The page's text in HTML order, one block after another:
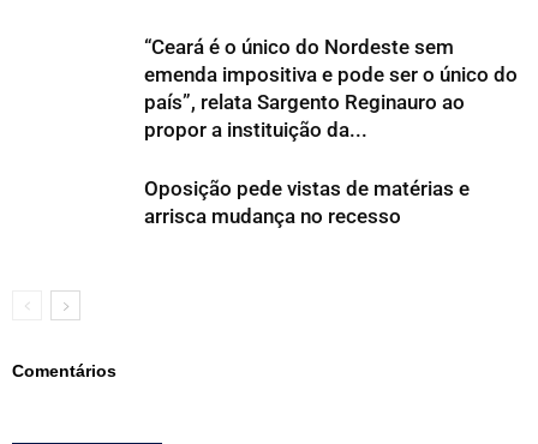
“Ceará é o único do Nordeste sem
emenda impositiva e pode ser o único do
país”, relata Sargento Reginauro ao
propor a instituição da...
Oposição pede vistas de matérias e
arrisca mudança no recesso
Comentários